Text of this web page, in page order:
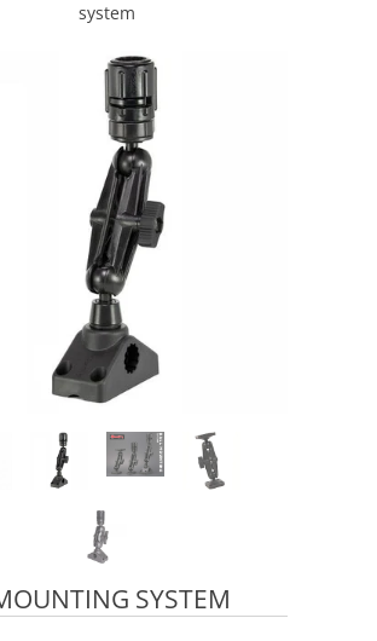
system
SYSTEM